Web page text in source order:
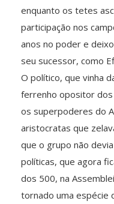
enquanto os tetes
participação nos
anos no poder e
seu sucessor, como
O político, que vinha
ferrenho opositor
os superpoderes do
aristocratas que
que o grupo não
políticas, que agora
dos 500, na
tornado uma espécie